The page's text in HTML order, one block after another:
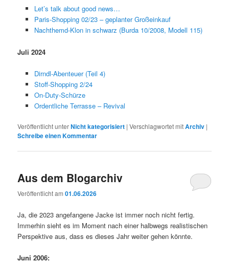
Let’s talk about good news…
Paris-Shopping 02/23 – geplanter Großeinkauf
Nachthemd-Klon in schwarz (Burda 10/2008, Modell 115)
Juli 2024
Dirndl-Abenteuer (Teil 4)
Stoff-Shopping 2/24
On-Duty-Schürze
Ordentliche Terrasse – Revival
Veröffentlicht unterNicht kategorisiert |Verschlagwortet mitArchiv |
Schreibe einen Kommentar
Aus dem Blogarchiv
Veröffentlicht am01.06.2026
Ja, die 2023 angefangene Jacke ist immer noch nicht fertig.
Immerhin sieht es im Moment nach einer halbwegs realistischen
Perspektive aus, dass es dieses Jahr weiter gehen könnte.
Juni 2006: